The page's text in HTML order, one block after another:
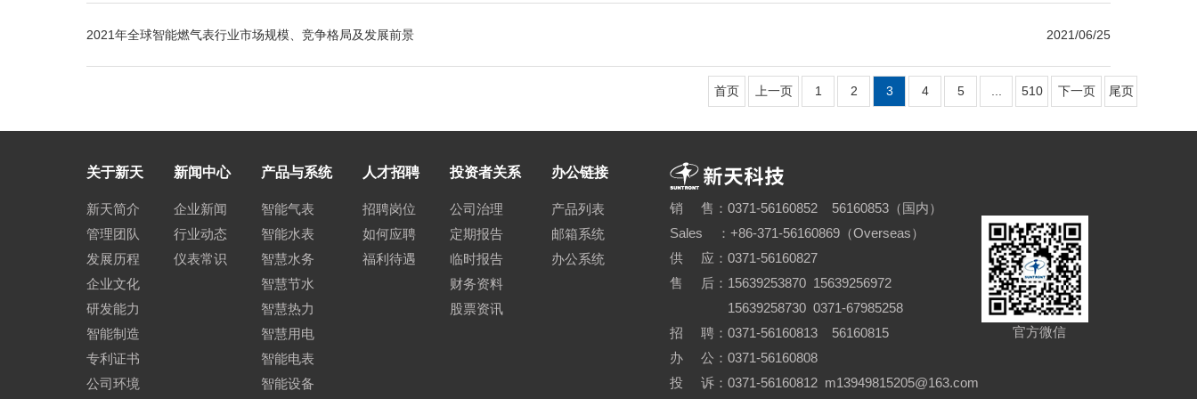
2021年全球智能燃气表行业市场规模、竞争格局及发展前景 2021/06/25
首页 上一页 1 2 3 4 5 510 下一页 尾页
关于新天
新天简介
管理团队
发展历程
企业文化
研发能力
智能制造
专利证书
公司环境
新闻中心
企业新闻
行业动态
仪表常识
产品与系统
智能气表
智能水表
智慧水务
智慧节水
智慧热力
智慧用电
智能电表
智能设备
人才招聘
招聘岗位
如何应聘
福利待遇
投资者关系
公司治理
定期报告
临时报告
财务资料
股票资讯
办公链接
产品列表
邮箱系统
办公系统
销 售：0371-56160852 56160853（国内）
Sales ：+86-371-56160869（Overseas）
供 应：0371-56160827
售 后：15639253870 15639256972
15639258730 0371-67985258
招 聘：0371-56160813 56160815
办 公：0371-56160808
投 诉：0371-56160812 m13949815205@163.com
官方微信